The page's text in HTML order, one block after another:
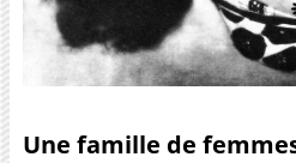
Une famille de